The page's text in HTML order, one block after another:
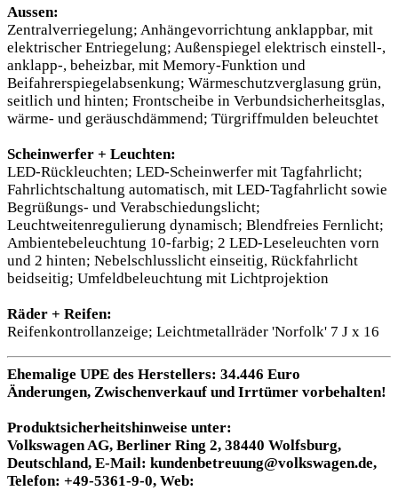
Aussen:
Zentralverriegelung; Anhängevorrichtung anklappbar, mit
elektrischer Entriegelung; Außenspiegel elektrisch einstell-,
anklapp-, beheizbar, mit Memory-Funktion und
Beifahrerspiegelabsenkung; Wärmeschutzverglasung grün,
seitlich und hinten; Frontscheibe in Verbundsicherheitsglas,
wärme- und geräuschdämmend; Türgriffmulden beleuchtet
Scheinwerfer + Leuchten:
LED-Rückleuchten; LED-Scheinwerfer mit Tagfahrlicht;
Fahrlichtschaltung automatisch, mit LED-Tagfahrlicht sowie
Begrüßungs- und Verabschiedungslicht;
Leuchtweitenregulierung dynamisch; Blendfreies Fernlicht;
Ambientebeleuchtung 10-farbig; 2 LED-Leseleuchten vorn
und 2 hinten; Nebelschlusslicht einseitig, Rückfahrlicht
beidseitig; Umfeldbeleuchtung mit Lichtprojektion
Räder + Reifen:
Reifenkontrollanzeige; Leichtmetallräder 'Norfolk' 7 J x 16
Ehemalige UPE des Herstellers: 34.446 Euro
Änderungen, Zwischenverkauf und Irrtümer vorbehalten!
Produktsicherheitshinweise unter:
Volkswagen AG, Berliner Ring 2, 38440 Wolfsburg,
Deutschland, E-Mail: kundenbetreuung@volkswagen.de,
Telefon: +49-5361-9-0, Web: